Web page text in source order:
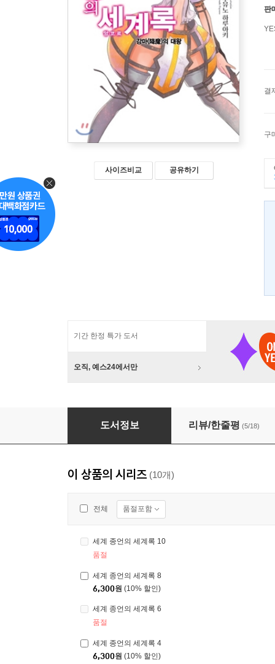
사이즈비교 공유하기
판
결
구
기간 한정 특가 도서
오직, 예스24에서만
세계 종언의 세계록 5
도서정보 리뷰/한줄평 (5/18)
이 상품의 시리즈 (10개)
전체 품절포함
세계 종언의 세계록 10
품절
세계 종언의 세계록 8
6,300원 (10% 할인)
세계 종언의 세계록 6
품절
세계 종언의 세계록 4
6,300원 (10% 할인)